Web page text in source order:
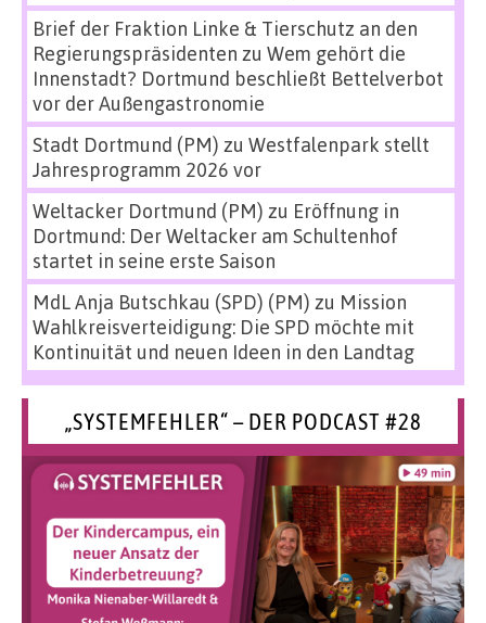
Brief der Fraktion Linke & Tierschutz an den
Regierungspräsidenten zu Wem gehört die
Innenstadt? Dortmund beschließt Bettelverbot
vor der Außengastronomie
Stadt Dortmund (PM) zu Westfalenpark stellt
Jahresprogramm 2026 vor
Weltacker Dortmund (PM) zu Eröffnung in
Dortmund: Der Weltacker am Schultenhof
startet in seine erste Saison
MdL Anja Butschkau (SPD) (PM) zu Mission
Wahlkreisverteidigung: Die SPD möchte mit
Kontinuität und neuen Ideen in den Landtag
„SYSTEMFEHLER“ – DER PODCAST #28